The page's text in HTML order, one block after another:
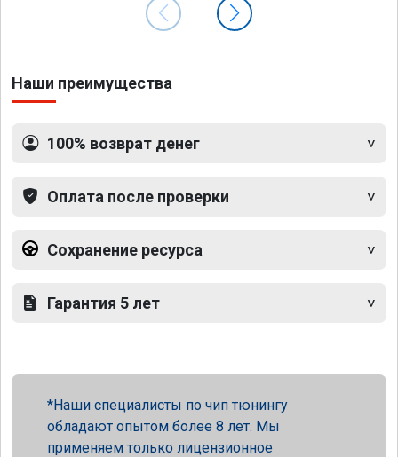
Наши преимущества
100% возврат денег
Оплата после проверки
Сохранение ресурса
Гарантия 5 лет
Наши специалисты по чип тюнингу
обладают опытом более 8 лет. Мы
применяем только лицензионное